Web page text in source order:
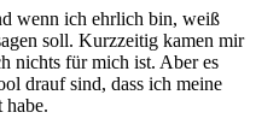
wenn ich ehrlich bin, weiß
soll. Kurzzeitig kamen mir
nichts für mich ist. Aber es
drauf sind, dass ich meine
habe.